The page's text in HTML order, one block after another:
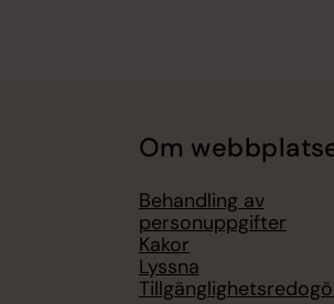
Om
Behandling av
personuppgifter
Kakor
Lyssna